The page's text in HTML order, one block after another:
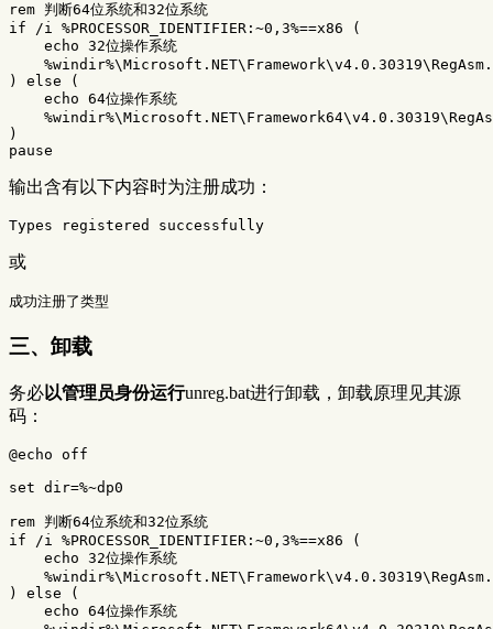
rem 判断64位系统和32位系统
if /i %PROCESSOR_IDENTIFIER:~0,3%==x86 (
    echo 32位操作系统
) else (
    echo 64位操作系统
)
输出含有以下内容时为注册成功：
或
三、卸载
务必以管理员身份运行unreg.bat进行卸载，卸载原理见其源
码：
@echo off
set dir=%~dp0
rem 判断64位系统和32位系统
if /i %PROCESSOR_IDENTIFIER:~0,3%==x86 (
    echo 32位操作系统
) else (
    echo 64位操作系统